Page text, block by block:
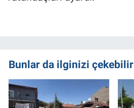
Bunlar da ilginizi çekebilir